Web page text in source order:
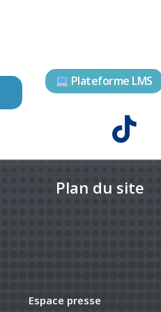
Plateforme LMS
Plan du site
Espace presse